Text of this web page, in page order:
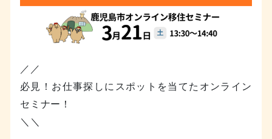
／／
必見！お仕事探しにスポットを当てたオンライン
セミナー！
＼＼